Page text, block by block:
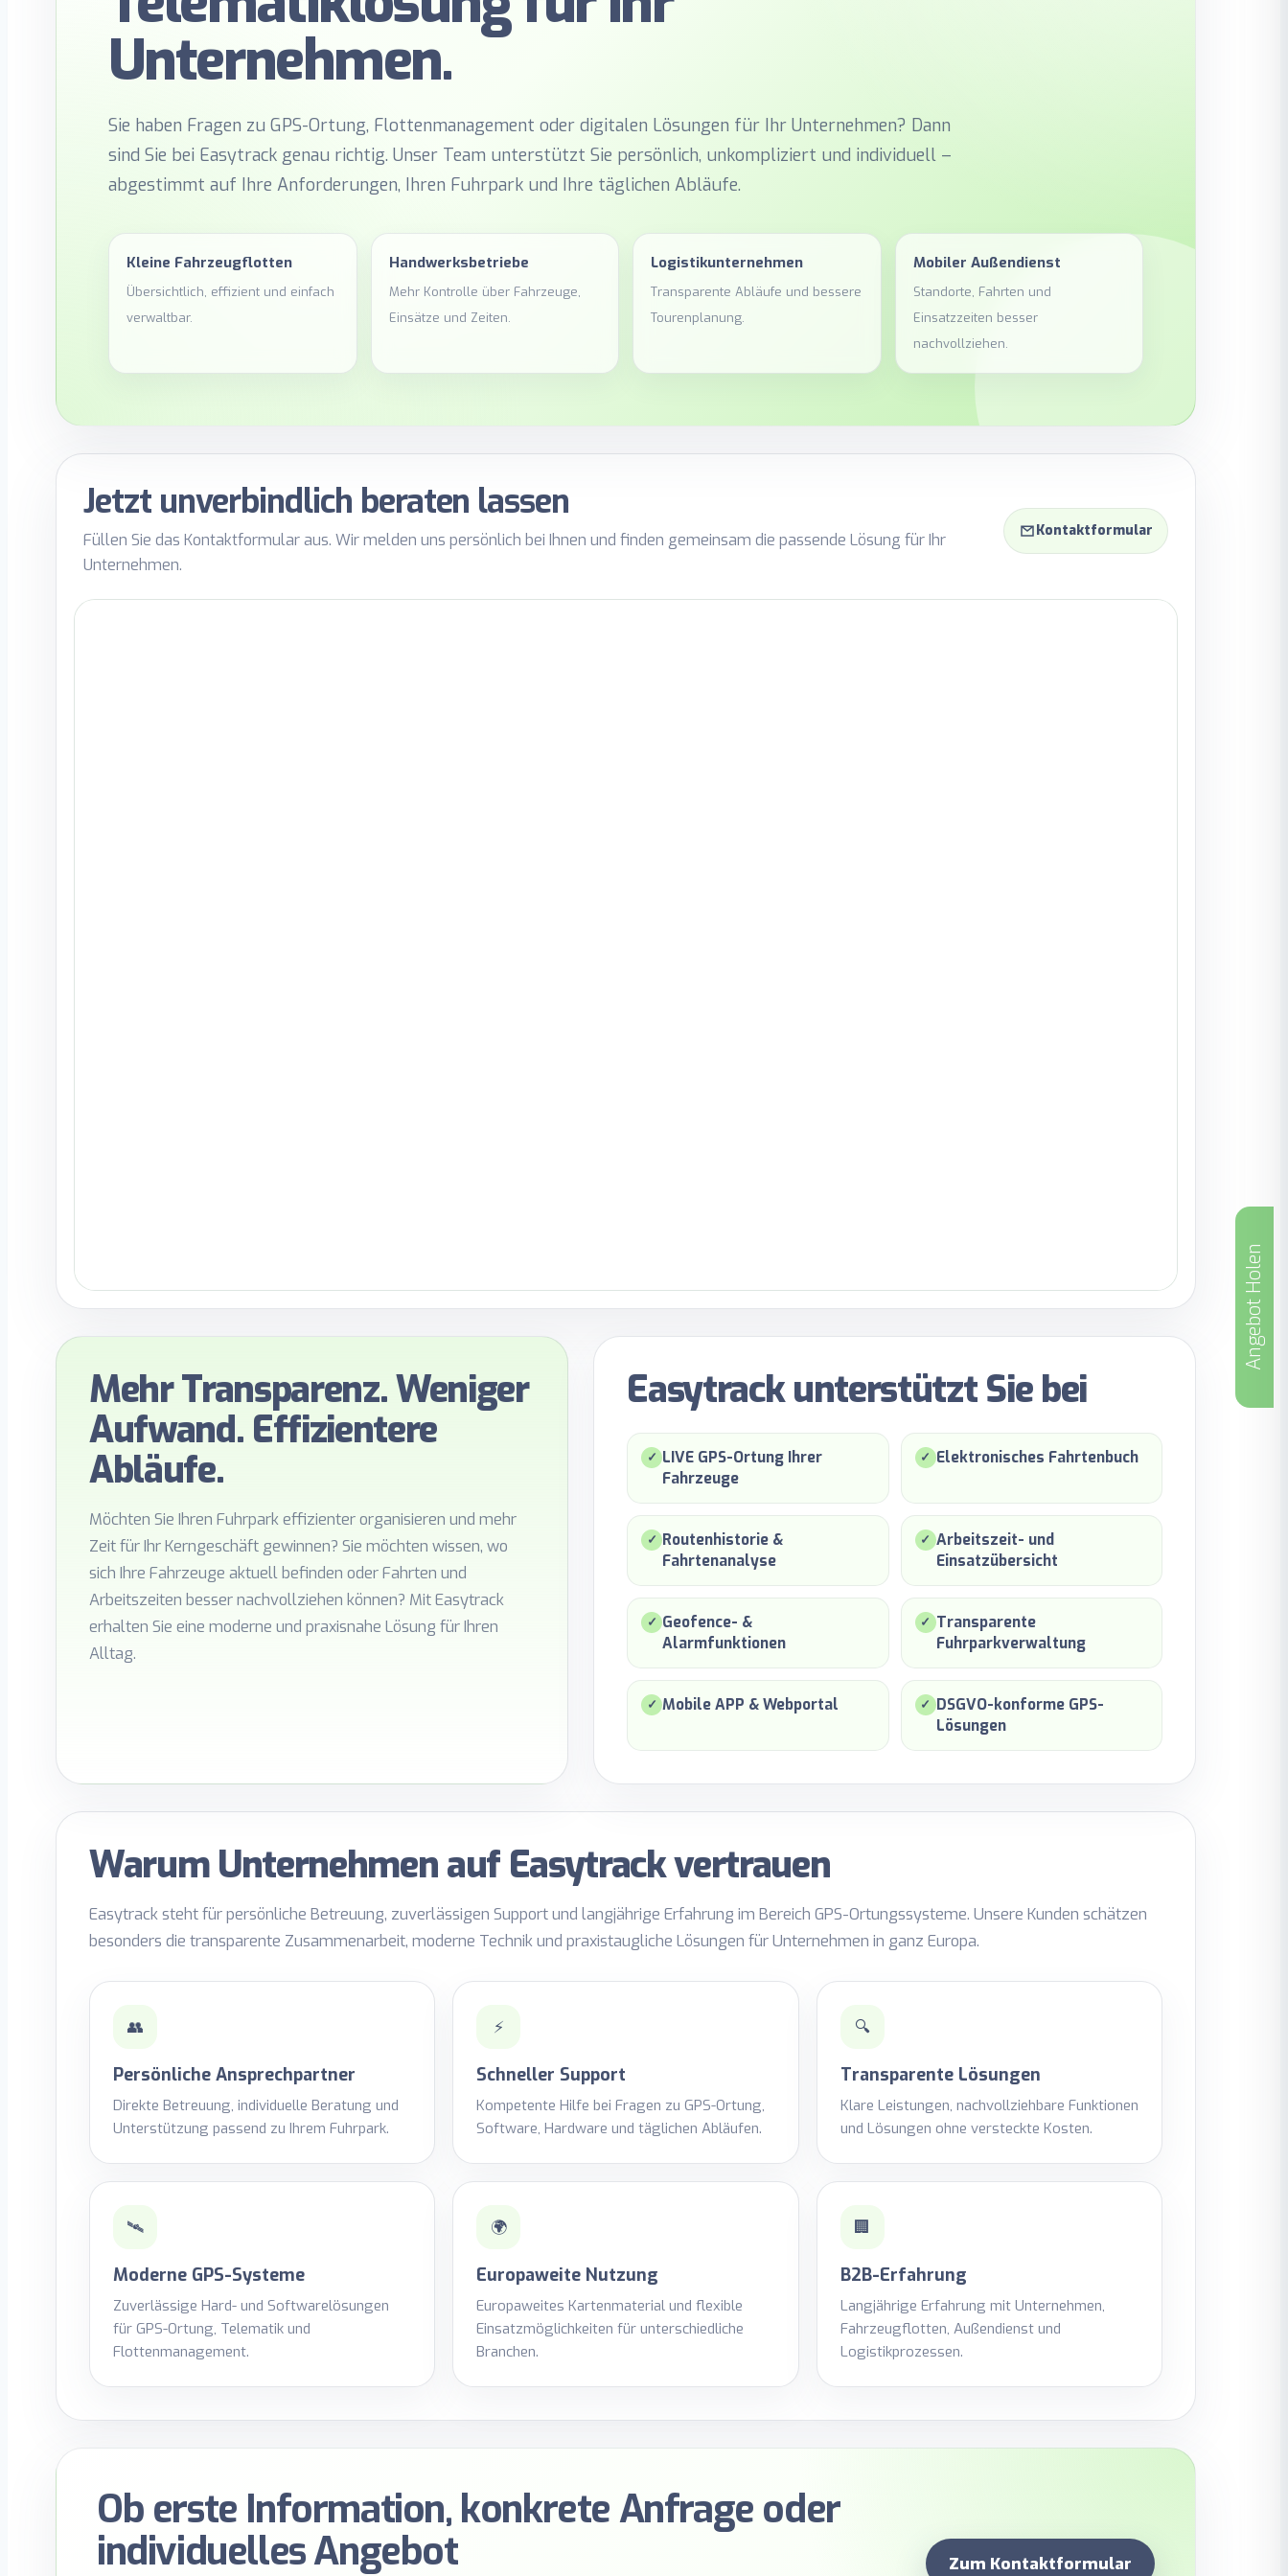
Unternehmen.
Sie haben Fragen zu GPS-Ortung, Flottenmanagement oder digitalen Lösungen für Ihr Unternehmen? Dann
sind Sie bei Easytrack genau richtig. Unser Team unterstützt Sie persönlich, unkompliziert und individuell –
abgestimmt auf Ihre Anforderungen, Ihren Fuhrpark und Ihre täglichen Abläufe.
Kleine Fahrzeugflotten
Übersichtlich, effizient und einfach
verwaltbar.
Handwerksbetriebe
Mehr Kontrolle über Fahrzeuge,
Einsätze und Zeiten.
Logistikunternehmen
Transparente Abläufe und bessere
Tourenplanung.
Mobiler Außendienst
Standorte, Fahrten und
Einsatzzeiten besser
nachvollziehen.
Jetzt unverbindlich beraten lassen
Füllen Sie das Kontaktformular aus. Wir melden uns persönlich bei Ihnen und finden gemeinsam die passende Lösung für Ihr
Unternehmen.
Kontaktformular
Mehr Transparenz. Weniger
Aufwand. Effizientere
Abläufe.
Möchten Sie Ihren Fuhrpark effizienter organisieren und mehr
Zeit für Ihr Kerngeschäft gewinnen? Sie möchten wissen, wo
sich Ihre Fahrzeuge aktuell befinden oder Fahrten und
Arbeitszeiten besser nachvollziehen können? Mit Easytrack
erhalten Sie eine moderne und praxisnahe Lösung für Ihren
Alltag.
Easytrack unterstützt Sie bei
✓ LIVE GPS-Ortung Ihrer
Fahrzeuge
✓ Elektronisches Fahrtenbuch
✓ Routenhistorie &
Fahrtenanalyse
✓ Arbeitszeit- und
Einsatzübersicht
✓ Geofence- &
Alarmfunktionen
✓ Transparente
Fuhrparkverwaltung
✓ Mobile APP & Webportal ✓ DSGVO-konforme GPS-
Lösungen
Warum Unternehmen auf Easytrack vertrauen
Easytrack steht für persönliche Betreuung, zuverlässigen Support und langjährige Erfahrung im Bereich GPS-Ortungssysteme. Unsere Kunden schätzen
besonders die transparente Zusammenarbeit, moderne Technik und praxistaugliche Lösungen für Unternehmen in ganz Europa.
👥
Persönliche Ansprechpartner
Direkte Betreuung, individuelle Beratung und
Unterstützung passend zu Ihrem Fuhrpark.
⚡
Schneller Support
Kompetente Hilfe bei Fragen zu GPS-Ortung,
Software, Hardware und täglichen Abläufen.
🔍
Transparente Lösungen
Klare Leistungen, nachvollziehbare Funktionen
und Lösungen ohne versteckte Kosten.
🛰️
Moderne GPS-Systeme
Zuverlässige Hard- und Softwarelösungen
für GPS-Ortung, Telematik und
Flottenmanagement.
🌍
Europaweite Nutzung
Europaweites Kartenmaterial und flexible
Einsatzmöglichkeiten für unterschiedliche
Branchen.
🏢
B2B-Erfahrung
Langjährige Erfahrung mit Unternehmen,
Fahrzeugflotten, Außendienst und
Logistikprozessen.
Ob erste Information, konkrete Anfrage oder
individuelles Angebot
Zum Kontaktformular
Angebot Holen